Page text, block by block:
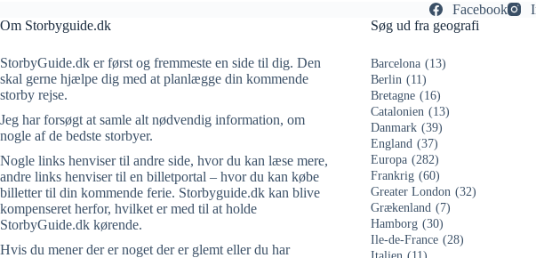
Facebook
Om Storbyguide.dk
StorbyGuide.dk er først og fremmeste en side til dig. Den
skal gerne hjælpe dig med at planlægge din kommende
storby rejse.
Jeg har forsøgt at samle alt nødvendig information, om
nogle af de bedste storbyer.
Nogle links henviser til andre side, hvor du kan læse mere,
andre links henviser til en billetportal – hvor du kan købe
billetter til din kommende ferie. Storbyguide.dk kan blive
kompenseret herfor, hvilket er med til at holde
StorbyGuide.dk kørende.
Hvis du mener der er noget der er glemt eller du har
Søg ud fra geografi
Barcelona (13)
Berlin (11)
Bretagne (16)
Catalonien (13)
Danmark (39)
England (37)
Europa (282)
Frankrig (60)
Greater London (32)
Grækenland (7)
Hamborg (30)
Ile-de-France (28)